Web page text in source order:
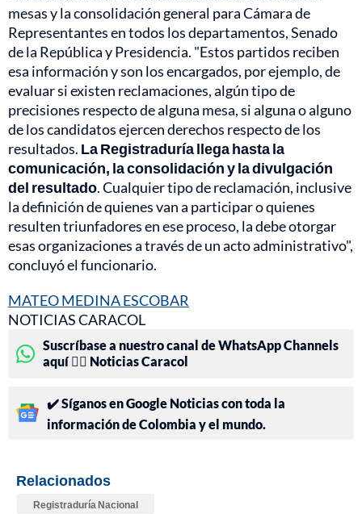
mesas y la consolidación general para Cámara de
Representantes en todos los departamentos, Senado
de la República y Presidencia. "Estos partidos reciben
esa información y son los encargados, por ejemplo, de
evaluar si existen reclamaciones, algún tipo de
precisiones respecto de alguna mesa, si alguna o alguno
de los candidatos ejercen derechos respecto de los
resultados. La Registraduría llega hasta la
comunicación, la consolidación y la divulgación
del resultado. Cualquier tipo de reclamación, inclusive
la definición de quienes van a participar o quienes
resulten triunfadores en ese proceso, la debe otorgar
esas organizaciones a través de un acto administrativo",
concluyó el funcionario.
MATEO MEDINA ESCOBAR
NOTICIAS CARACOL
Suscríbase a nuestro canal de WhatsApp Channels
aquí 👉🏻 Noticias Caracol
✔️ Síganos en Google Noticias con toda la
información de Colombia y el mundo.
Relacionados
Registraduría Nacional